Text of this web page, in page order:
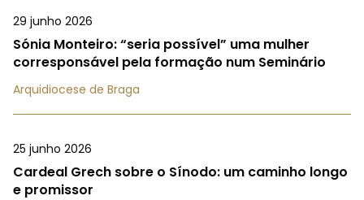
29 junho 2026
Sónia Monteiro: “seria possível” uma mulher
corresponsável pela formação num Seminário
Arquidiocese de Braga
25 junho 2026
Cardeal Grech sobre o Sínodo: um caminho longo
e promissor